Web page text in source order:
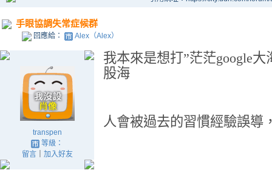
手眼協調失常症候群
回應給： Alex（Alex）
transpen
等級：
留言｜ 加入好友
我本來是想打”茫茫google大
股海
人會被過去的習慣經驗誤導